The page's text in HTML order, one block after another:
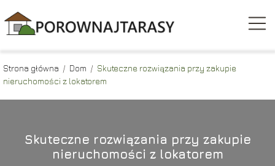
Strona główna / Dom / Skuteczne rozwiązania przy zakupie
nieruchomości z lokatorem
Skuteczne rozwiązania przy zakupie
nieruchomości z lokatorem